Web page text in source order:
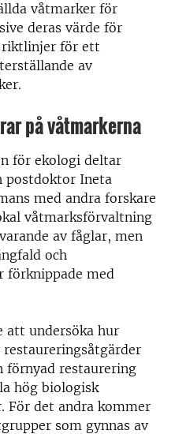
våtmarker för
deras värde för
för ett
av
på våtmarkerna
för ekologi deltar
postdoktor Ineta
med andra forskare
våtmarksförvaltning
av fåglar, men
och
förknippade med
att undersöka hur
förnyad restaurering
hög biologisk
För det andra kommer
som gynnas av